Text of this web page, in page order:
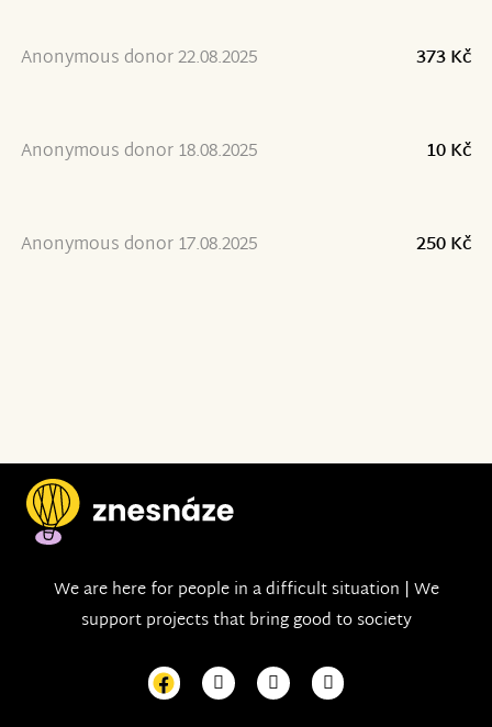
Anonymous donor 22.08.2025 373 Kč
Anonymous donor 18.08.2025 10 Kč
Anonymous donor 17.08.2025 250 Kč
We are here for people in a difficult situation | We
support projects that bring good to society